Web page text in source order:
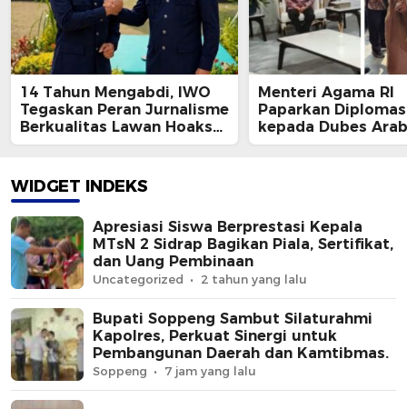
14 Tahun Mengabdi, IWO
Tegaskan Peran Jurnalisme
Berkualitas Lawan Hoaks
dan Polarisasi
Menteri Agama RI
Paparkan
kepada Dubes
Undang Syekh
WIDGET INDEKS
Apresiasi Siswa Berprestasi Kepala
MTsN 2 Sidrap Bagikan Piala, Sertifikat,
dan Uang Pembinaan
Uncategorized 2 tahun yang lalu
Bupati Soppeng Sambut Silaturahmi
Kapolres, Perkuat Sinergi untuk
Pembangunan Daerah dan Kamtibmas.
Soppeng 7 jam yang lalu